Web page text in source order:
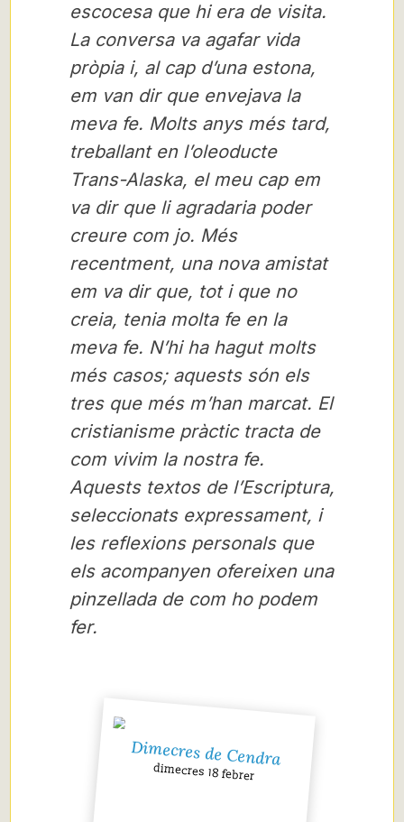
escocesa que hi era de visita.
La conversa va agafar vida
pròpia i, al cap d’una estona,
em van dir que envejava la
meva fe. Molts anys més tard,
treballant en l’oleoducte
Trans-Alaska, el meu cap em
va dir que li agradaria poder
creure com jo. Més
recentment, una nova amistat
em va dir que, tot i que no
creia, tenia molta fe en la
meva fe. N’hi ha hagut molts
més casos; aquests són els
tres que més m’han marcat. El
cristianisme pràctic tracta de
com vivim la nostra fe.
Aquests textos de l’Escriptura,
seleccionats expressament, i
les reflexions personals que
els acompanyen ofereixen una
pinzellada de com ho podem
fer.
Dimecres de Cendra
dimecres 18 febrer